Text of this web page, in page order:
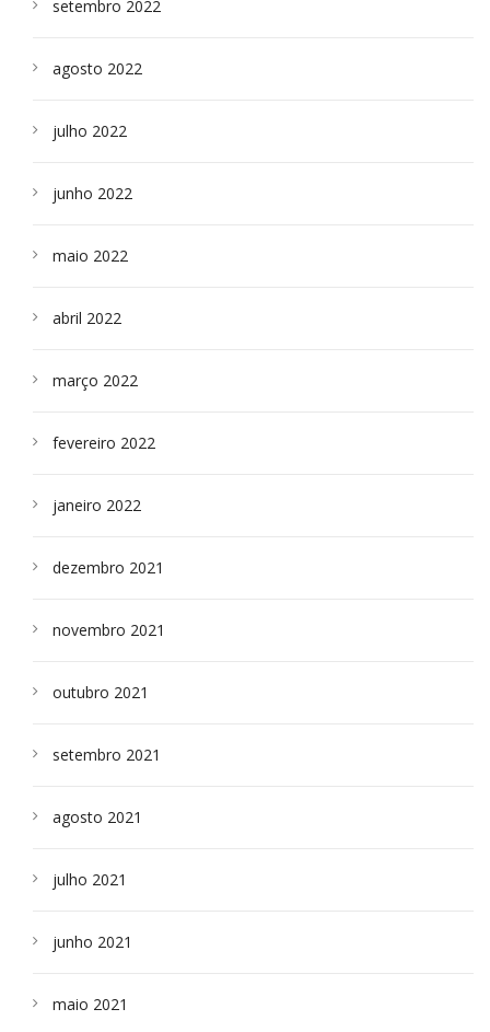
setembro 2022
agosto 2022
julho 2022
junho 2022
maio 2022
abril 2022
março 2022
fevereiro 2022
janeiro 2022
dezembro 2021
novembro 2021
outubro 2021
setembro 2021
agosto 2021
julho 2021
junho 2021
maio 2021